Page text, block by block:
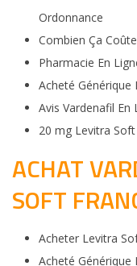
Ordonnance
Combien Ça
Pharmacie En
Acheté Générique
Avis Vardenafil En
20 mg Levitra
ACHAT
SOFT
Acheter Levitra
Acheté Générique